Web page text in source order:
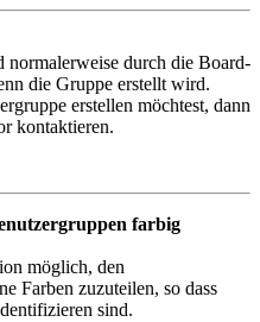
durch die Board-
die Gruppe erstellt wird.
erstellen möchtest, dann
kontaktieren.
farbig
möglich, den
Farben zuzuteilen, so dass
sind.